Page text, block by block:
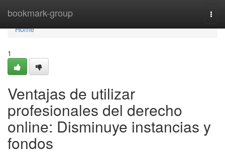
bookmark-group
Home
Home
1
Ventajas de utilizar
profesionales del derecho
online: Disminuye instancias y
fondos